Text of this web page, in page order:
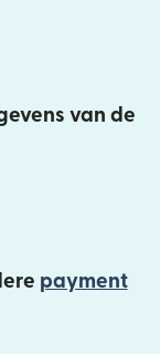
van de
payment